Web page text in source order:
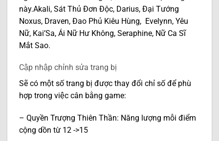
này.Akali, Sát Thủ Đơn Độc, Darius, Đại Tướng
Noxus, Draven, Đao Phủ Kiêu Hùng, Evelynn, Yêu
Nữ, Kai’Sa, Ái Nữ Hư Không, Seraphine, Nữ Ca Sĩ
Mắt Sao.
Cập nhập chỉnh sửa trang bị
Sẽ có một số trang bị được thay đổi chỉ số để phù
hợp trong việc cân bằng game:
– Quyền Trượng Thiên Thần: Năng lượng mỗi điểm
cộng dồn từ 12 ->15